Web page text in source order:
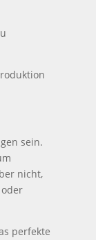
sein.
nicht,
perfekte